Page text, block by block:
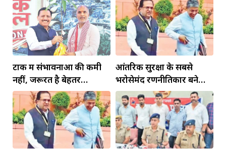
टोंक में संभावनाओं की कमी
नहीं, जरूरत है बेहतर
इंफ्रास्ट्रक्चर की
आंतरिक सुरक्षा के सबसे
भरोसेमंद रणनीतिकार बने
रहेंगे गोविंद मोहन